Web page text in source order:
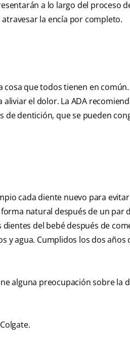
a lo largo del proceso
la encía por completo.
que todos tienen en común.
el dolor. La ADA
de dentición, que se pueden
cada diente nuevo para
natural después de un par
del bebé después de
y agua. Cumplidos los dos años
alguna preocupación sobre la